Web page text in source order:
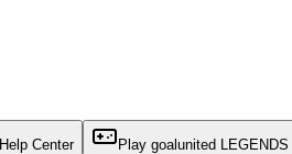
Help Center Play goalunited LEGENDS